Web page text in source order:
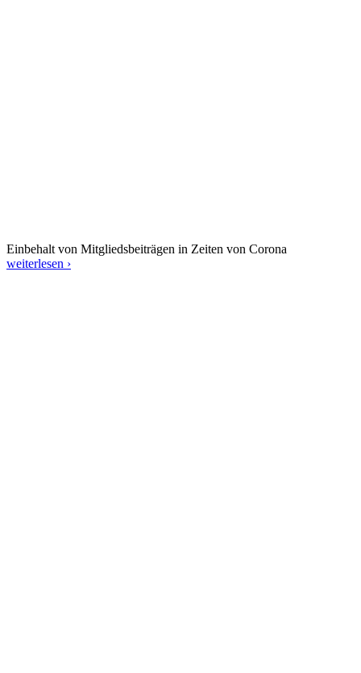
Einbehalt von Mitgliedsbeiträgen in Zeiten von Corona
weiterlesen ›